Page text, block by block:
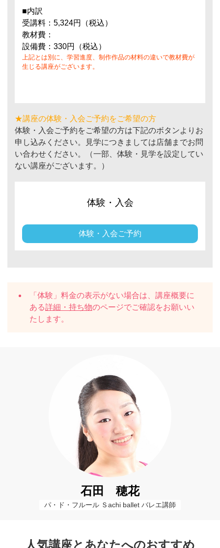
■内訳
受講料：5,324円（税込）
教材費：
設備費：330円（税込）
上記とは別に、学習進度、制作作品の材料の違いで教材費が
生じる講座がございます。
★講座の体験・入会ご予約をご希望の方
体験・入会ご予約をご希望の方は下記のボタンよりお
申し込みください。見学につきましては店舗までお問
い合わせください。（一部、体験・見学を設定してい
ない講座がございます。）
体験・入会
体験・入会ご予約
「体験」料金の表示がない場合は、講座概要に
ある詳細・持ち物のページでご確認をお願いい
たします。
石田 穂花
パ・ド・フルール Ｓachi ballet バレエ講師